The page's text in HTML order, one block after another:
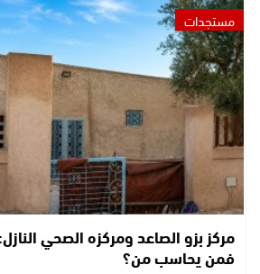
مستجدات
مركز بزو الصاعد ومركزه الصحي
فمن يحاسب من؟